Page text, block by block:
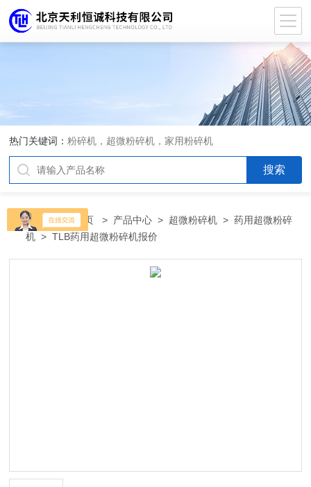
热门关键词：粉碎机，超微粉碎机，家用粉碎机
当前位置：首页 > 产品中心 > 超微粉碎机 >药用超微粉碎
机 > TLB药用超微粉碎机报价